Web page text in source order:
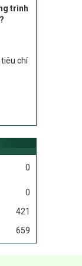
quốc
–
nước
quốc
hội
miền
I: Từ
mức
dựng
và
bào
An
trình
chí
0
0
421
659